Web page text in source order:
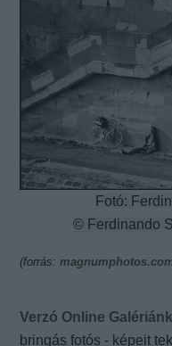
Fotó:
© Ferdinando
(forrás:
Verzó Online Galériánk
bringás fotós - képeit